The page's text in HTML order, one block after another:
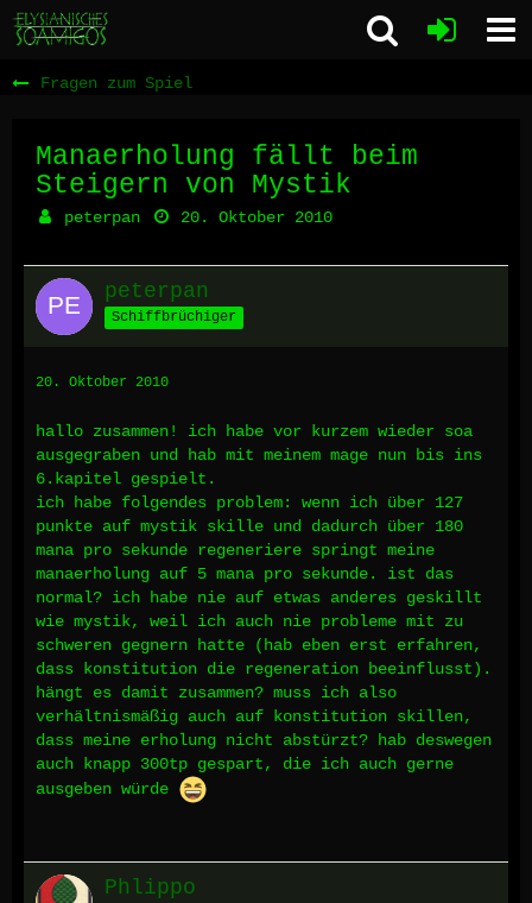
Fragen zum Spiel
Manaerholung fällt beim
Steigern von Mystik
peterpan 20. Oktober 2010
peterpan
Schiffbrüchiger
20. Oktober 2010
hallo zusammen! ich habe vor kurzem wieder soa
ausgegraben und hab mit meinem mage nun bis ins
6.kapitel gespielt.
ich habe folgendes problem: wenn ich über 127
punkte auf mystik skille und dadurch über 180
mana pro sekunde regeneriere springt meine
manaerholung auf 5 mana pro sekunde. ist das
normal? ich habe nie auf etwas anderes geskillt
wie mystik, weil ich auch nie probleme mit zu
schweren gegnern hatte (hab eben erst erfahren,
dass konstitution die regeneration beeinflusst).
hängt es damit zusammen? muss ich also
verhältnismäßig auch auf konstitution skillen,
dass meine erholung nicht abstürzt? hab deswegen
auch knapp 300tp gespart, die ich auch gerne
ausgeben würde
Phlippo